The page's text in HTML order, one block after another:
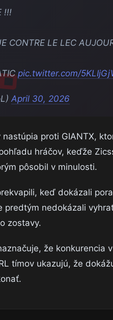
!!!
CONTRE LE LEC
pic.twitter.com/
April 30, 2026
proti GIANTX,
hráčov, keďže
pôsobil v minulosti.
keď dokázali
nedokázali
zostavy.
že konkurencia
tímov ukazujú, že